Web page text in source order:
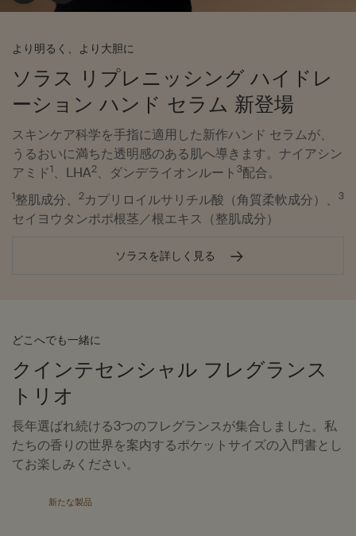
より明るく、より大胆に
ソラス リプレニッシング ハイドレ
ーション ハンド セラム 新登場
スキンケア科学を手指に適用した新作ハンド セラムが、
うるおいに満ちた透明感のある肌へ導きます。ナイアシン
アミド1、LHA2、ダンデライオンルート 3配合。
1整肌成分、 2カプリロイルサリチル酸（角質柔軟成分）、 3
セイヨウタンポポ根茎／根エキス（整肌成分）
ソラスを詳しく見る
どこへでも一緒に
クインテセンシャル フレグランス
トリオ
長年選ばれ続ける3つのフレグランスが集合しました。私
たちの香りの世界を案内するポケットサイズの入門書とし
てお楽しみください。
新たな製品